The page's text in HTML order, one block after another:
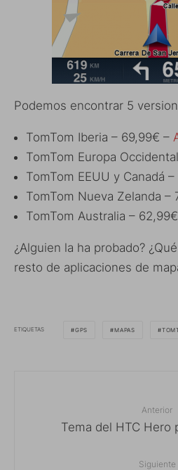
Podemos encontrar 5
TomTom Iberia – 69,99€ –
TomTom Europa
TomTom EEUU y Canadá
TomTom Nueva Zelanda –
TomTom Australia –
¿Alguien la ha probado?
resto de aplicaciones de
ETIQUETAS GPS MAPAS
Anterior
Tema del HTC Hero
Siguiente